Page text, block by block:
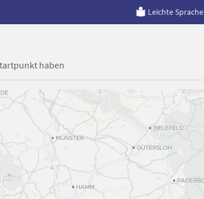
Leichte Sprache
haben